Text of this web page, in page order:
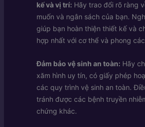
kế và vị trí: Hãy trao đổi rõ ràng
muốn và ngân sách của bạn.
giúp bạn hoàn thiện thiết kế và
hợp nhất với cơ thể và phong
Đảm bảo vệ sinh an toàn: Hãy
xăm hình uy tín, có giấy phép
các quy trình vệ sinh an toàn.
tránh được các bệnh truyền
chứng khác.